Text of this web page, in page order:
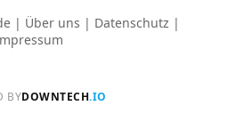
| Über uns | Datenschutz |
BYDOWNTECH.IO